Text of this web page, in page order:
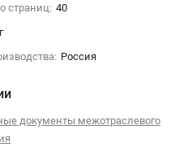
страниц: 40
Россия
документы межотраслевого